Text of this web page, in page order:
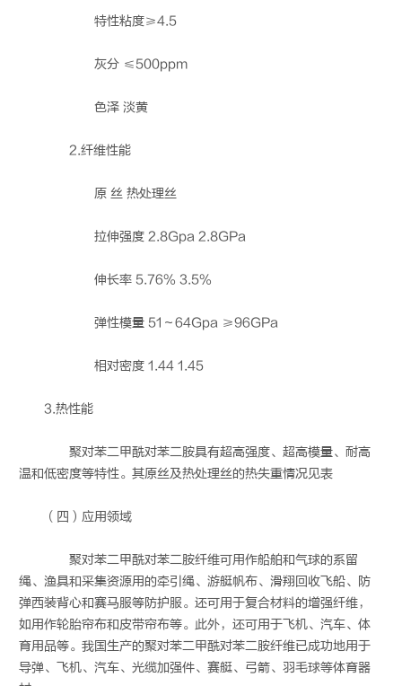
特性粘度≥4.5
灰分 ≤500ppm
色泽 淡黄
2.纤维性能
原 丝 热处理丝
拉伸强度 2.8Gpa 2.8GPa
伸长率 5.76% 3.5%
弹性模量 51～64Gpa ≥96GPa
相对密度 1.44 1.45
3.热性能
聚对苯二甲酰对苯二胺具有超高强度、超高模量、耐高
温和低密度等特性。其原丝及热处理丝的热失重情况见表
（四）应用领域
聚对苯二甲酰对苯二胺纤维可用作船舶和气球的系留
绳、渔具和采集资源用的牵引绳、游艇帆布、滑翔回收飞船、防
弹西装背心和赛马服等防护服。还可用于复合材料的增强纤维，
如用作轮胎帘布和皮带帘布等。此外，还可用于飞机、汽车、体
育用品等。我国生产的聚对苯二甲酰对苯二胺纤维已成功地用于
导弹、飞机、汽车、光缆加强件、赛艇、弓箭、羽毛球等体育器